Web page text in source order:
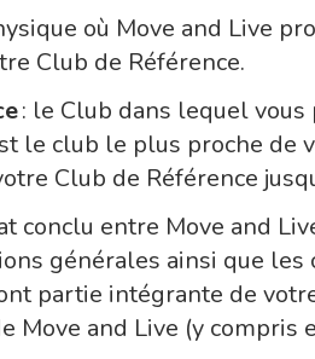
où Move and Live
Club de Référence.
: le Club dans lequel
le club le plus proche
Club de Référence
conclu entre Move and
générales ainsi que les
partie intégrante de
Move and Live (y